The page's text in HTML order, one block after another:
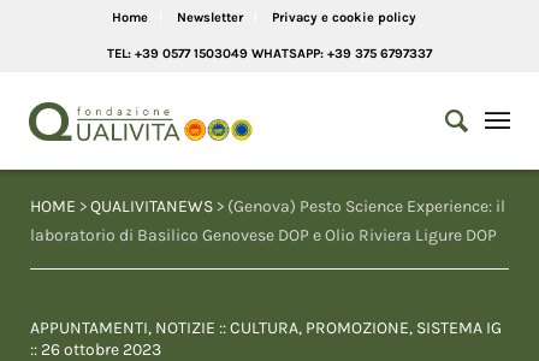
Home Newsletter Privacy e cookie policy
TEL: +39 0577 1503049 WHATSAPP: +39 375 6797337
HOME >QUALIVITANEWS > (Genova) Pesto Science Experience: il
laboratorio di Basilico Genovese DOP e Olio Riviera Ligure DOP
APPUNTAMENTI, NOTIZIE ::CULTURA, PROMOZIONE, SISTEMA IG
:: 26 ottobre 2023